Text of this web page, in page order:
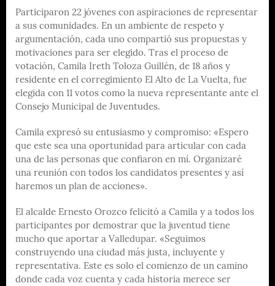
Participaron 22 jóvenes con aspiraciones de representar
a sus comunidades. En un ambiente de respeto y
argumentación, cada uno compartió sus propuestas y
motivaciones para ser elegido. Tras el proceso de
votación, Camila Ireth Toloza Guillén, de 18 años y
residente en el corregimiento El Alto de La Vuelta, fue
elegida con 11 votos como la nueva representante ante el
Consejo Municipal de Juventudes.
Camila expresó su entusiasmo y compromiso: «Espero
que este sea una oportunidad para articular con cada
una de las personas que confiaron en mí. Organizaré
una reunión con todos los candidatos presentes y así
haremos un plan de acciones».
El alcalde Ernesto Orozco felicitó a Camila y a todos los
participantes por demostrar que la juventud tiene
mucho que aportar a Valledupar. «Seguimos
construyendo una ciudad más justa, incluyente y
representativa. Este es solo el comienzo de un camino
donde cada voz cuenta y cada historia merece ser